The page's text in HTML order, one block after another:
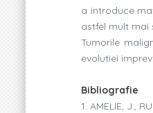
a introduce
astfel mult mai
Tumorile
evolutiei
Bibliografie
1. AMELIE, J.,